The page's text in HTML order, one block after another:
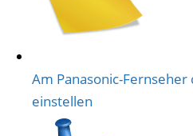
Am Panasonic-Fernseher
einstellen